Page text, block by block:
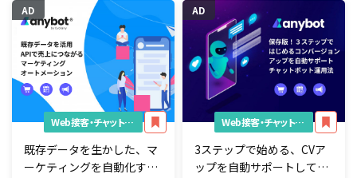
AD
Web接客・チャットボット
既存データを生かした、マ
ーケティングを自動化する
AD
Web接客・チャットボット
3ステップで始める、CVア
ップを自動サポートしてく